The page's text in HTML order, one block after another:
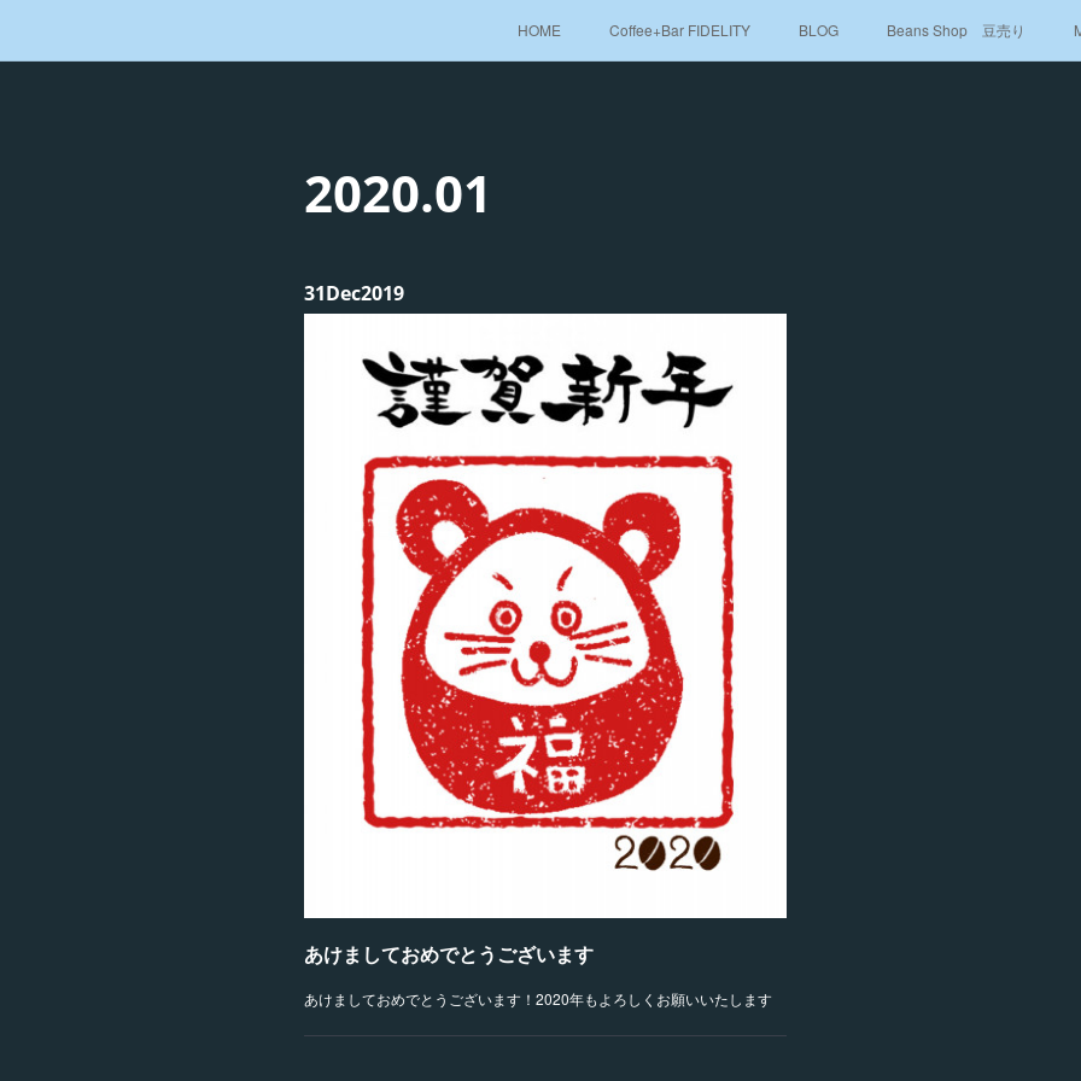
HOME Coffee+Bar FIDELITY BLOG Beans Shop 豆売り
2020.01
31Dec2019
あけましておめでとうございます
あけましておめでとうございます！2020年もよろしくお願いいたします